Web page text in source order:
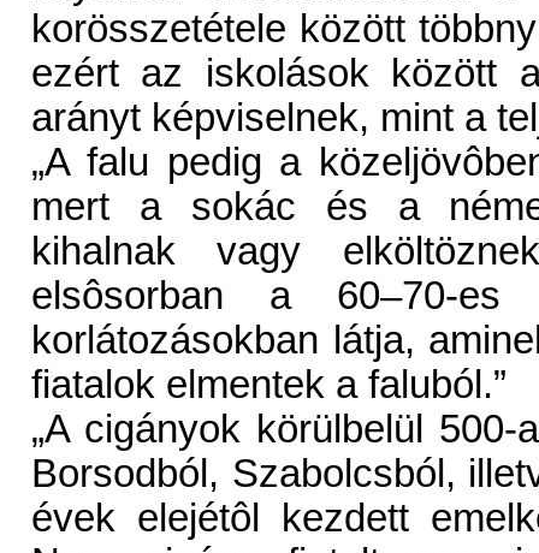
korösszetétele között
ezért az iskolások között
arányt képviselnek, mint a
„A falu pedig a
mert a sokác és a
kihalnak vagy
elsôsorban a 60–70-
korlátozásokban látja,
fiatalok elmentek a faluból.”
„A cigányok körülbelül
Borsodból, Szabolcsból,
évek elejétôl kezdett